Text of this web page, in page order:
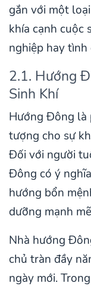
gắn với một
khía cạnh cuộc
nghiệp hay tình
2.1. Hướng
Sinh Khí
Hướng Đông là
tượng cho sự
Đối với người
Đông có ý
hướng bổn
dưỡng mạnh
Nhà hướng
chủ tràn đầy
ngày mới.